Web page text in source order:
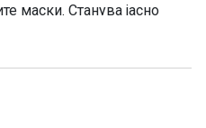
маски. Станува јасно
бил само во внесувањето
или